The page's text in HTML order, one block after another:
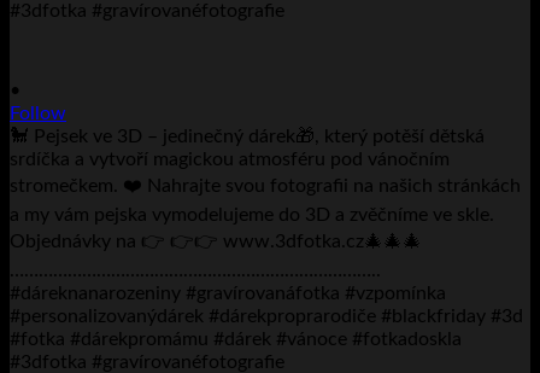
•
Follow
🐩 Pejsek ve 3D – jedinečný dárek🎁, který potěší dětská
srdíčka a vytvoří magickou atmosféru pod vánočním
stromečkem. ❤️ Nahrajte svou fotografii na našich stránkách
a my vám pejska vymodelujeme do 3D a zvěčníme ve skle.
Objednávky na 👉 👉👉 www.3dfotka.cz🎄🎄🎄
…………………………………………………………………..
#dáreknanarozeniny #gravírovanáfotka #vzpomínka
#personalizovanýdárek #dárekproprarodiče #blackfriday #3d
#fotka #dárekpromámu #dárek #vánoce #fotkadoskla
#3dfotka #gravírovanéfotografie